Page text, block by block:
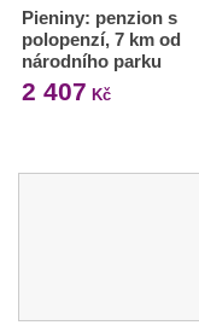
Pieniny: penzion s
polopenzí, 7 km od
národního parku
2 407 Kč